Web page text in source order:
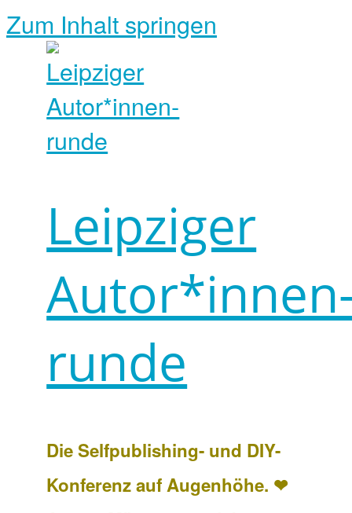
Zum Inhalt springen
Leipziger
runde
Die Selfpublishing- und DIY-
Konferenz auf Augenhöhe. ❤